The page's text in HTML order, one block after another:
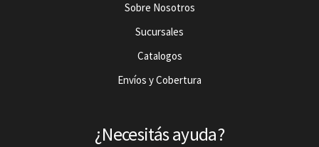
Sobre Nosotros
Sucursales
Catalogos
Envíos y Cobertura
¿Necesitás ayuda?